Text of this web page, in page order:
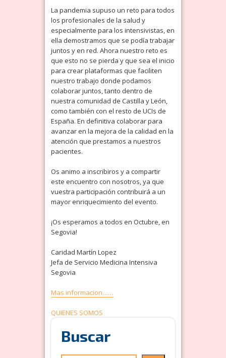
La pandemia supuso un reto para todos
los profesionales de la salud y
especialmente para los intensivistas, en
ella demostramos que se podía trabajar
juntos y en red. Ahora nuestro reto es
que esto no se pierda y que sea el inicio
para crear plataformas que faciliten
nuestro trabajo donde podamos
colaborar juntos, tanto dentro de
nuestra comunidad de Castilla y León,
como también con el resto de UCIs de
España. En definitiva colaborar para
avanzar en la mejora de la calidad en la
atención que prestamos a nuestros
pacientes.
Os animo a inscribiros y a compartir
este encuentro con nosotros, ya que
vuestra participación contribuirá a un
mayor enriquecimiento del evento.
¡Os esperamos a todos en Octubre, en
Segovia!
Caridad Martín Lopez
Jefa de Servicio Medicina Intensiva
Segovia
Mas informacion……
Navegación
de
entradas
QUIENES SOMOS
Buscar